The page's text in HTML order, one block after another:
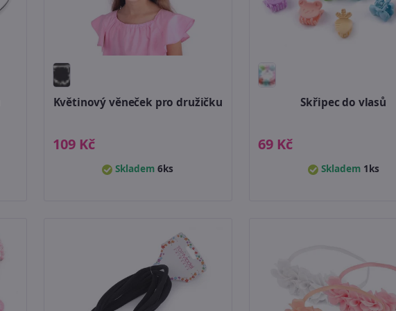
Květinový věneček pro družičku
109 Kč
Skladem6ks
Skřipec do vlasů
69 Kč
Skladem 1ks